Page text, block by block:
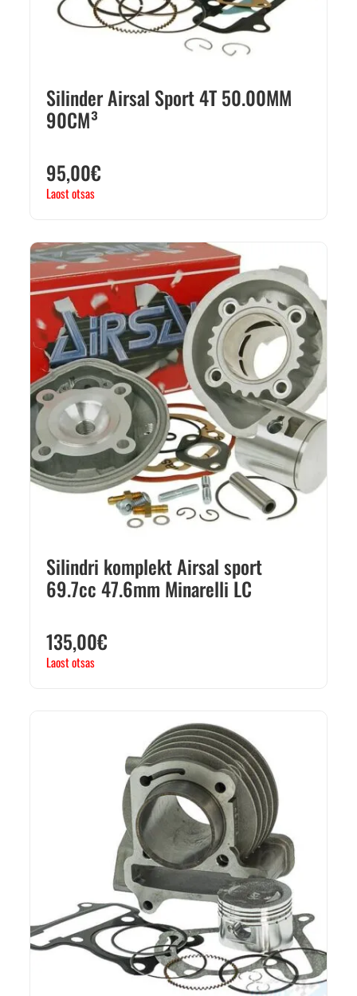
Silinder Airsal Sport 4T 50.00MM
90CM³
95,00€
Laost otsas
Silindri komplekt Airsal sport
69.7cc 47.6mm Minarelli LC
135,00€
Laost otsas